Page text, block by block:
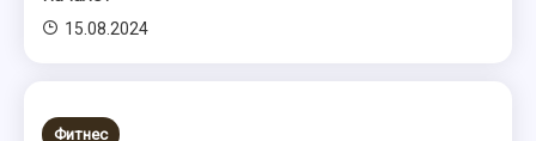
15.08.2024
Фитнес